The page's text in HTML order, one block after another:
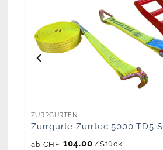
ZURRGURTEN
Zurrgurte Zurrtec 5000 TD5 S
ab CHF 104.00 /Stück